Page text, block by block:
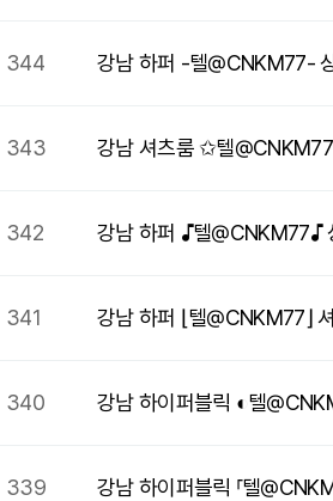
344 강남 하퍼 -텔@CNKM77-
343 강남 셔츠룸 ✩텔
342 강남 하퍼 ♪텔@CNKM77♪
341 강남 하퍼 ⌊텔@CNKM77⌋
340 강남 하이퍼블릭 ◐텔
339 강남 하이퍼블릭 ⸢텔